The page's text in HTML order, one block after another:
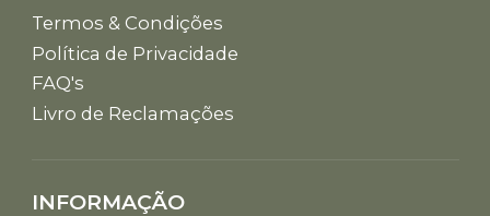
Termos & Condições
Política de Privacidade
FAQ's
Livro de Reclamações
INFORMAÇÃO